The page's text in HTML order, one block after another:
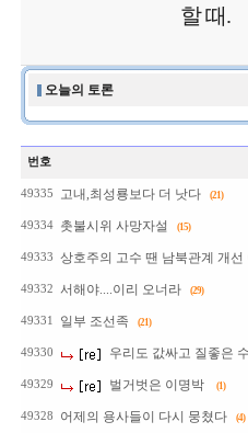
할 때.
오늘의 토론
번호
49335 고내,최성룡보다 더 낫다 (21)
49334 촛불시위 사망자설 (15)
49333 상호주의 고수 땐 남북관계 개
49332 서해야....이리 오너라 (29)
49331 일부 조선족 (21)
49330 우리도 값싸고 질좋은
49329 벌거벗은 이명박 (1)
49328 어제의 용사들이 다시 뭉쳤다 (4)